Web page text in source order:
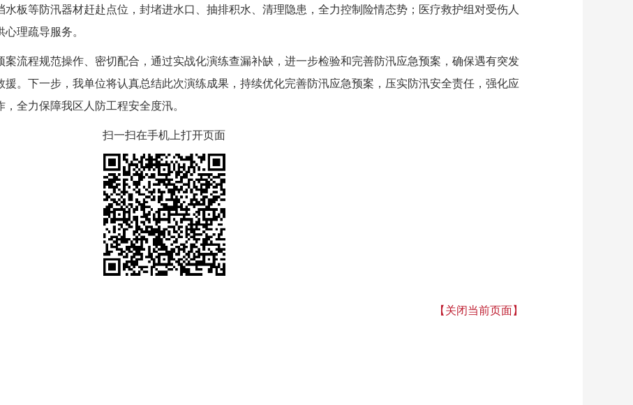
板等防汛器材赶赴点位，封堵进水口、抽排积水、清理隐患，全力控制险情态势；医疗救护组对受伤人
理疏导服务。
程规范操作、密切配合，通过实战化演练查漏补缺，进一步检验和完善防汛应急预案，确保遇有突发
。下一步，我单位将认真总结此次演练成果，持续优化完善防汛应急预案，压实防汛安全责任，强化应
全力保障我区人防工程安全度汛。
扫一扫在手机上打开页面
【关闭当前页面】